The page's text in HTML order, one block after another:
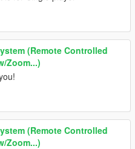
(Remote Controlled
Zoom...)
(Remote Controlled
Zoom...)